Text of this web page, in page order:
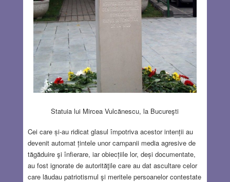
Statuia lui Mircea Vulcănescu, la Bucureşti
Cei care și-au ridicat glasul împotriva acestor intenții au
devenit automat țintele unor campanii media agresive de
tăgăduire şi înfierare, iar obiecțiile lor, deși documentate,
au fost ignorate de autorităţile care au dat ascultare celor
care lăudau patriotismul şi meritele persoanelor contestate